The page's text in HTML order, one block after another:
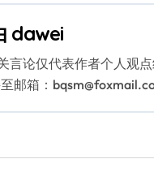
dawei
言论仅代表作者个人观
邮箱：